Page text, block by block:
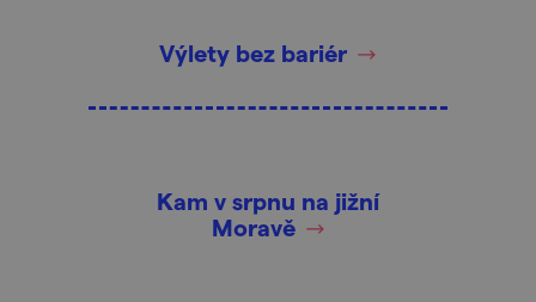
Výlety bez bariér
Kam v srpnu na jižní
Moravě